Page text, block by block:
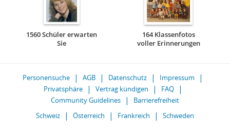
1560 Schüler erwarten
Sie
164 Klassenfotos
voller Erinnerungen
Personensuche AGB Datenschutz
Impressum
Privatsphäre
Vertrag kündigen
FAQ
Community Guidelines
Barrierefreiheit
Schweiz
Österreich Frankreich Schweden